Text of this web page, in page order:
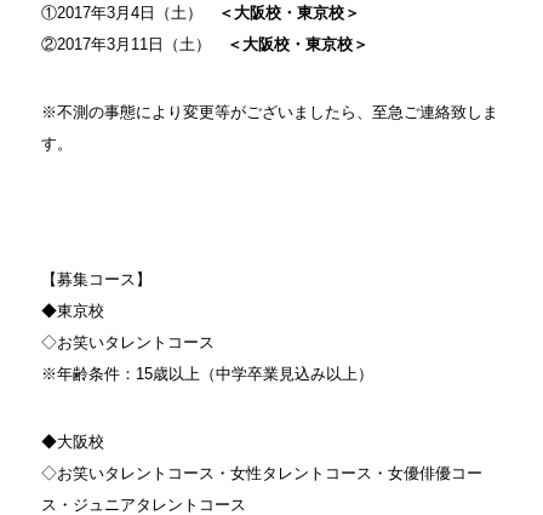
①2017年3月4日（土）
＜大阪校・東京校＞
②2017年3月11日（土）
＜大阪校・東京校＞
※不測の事態により変更等がございましたら、至急ご連絡致しま
す。
【募集コース】
◆東京校
◇お笑いタレントコース
※年齢条件：15歳以上（中学卒業見込み以上）
◆大阪校
◇お笑いタレントコース・女性タレントコース・女優俳優コー
ス・ジュニアタレントコース